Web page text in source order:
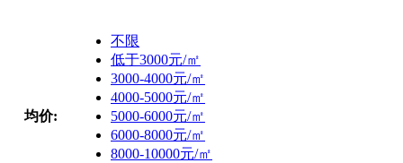
均价:
不限
低于3000元/㎡
3000-4000元/㎡
4000-5000元/㎡
5000-6000元/㎡
6000-8000元/㎡
8000-10000元/㎡